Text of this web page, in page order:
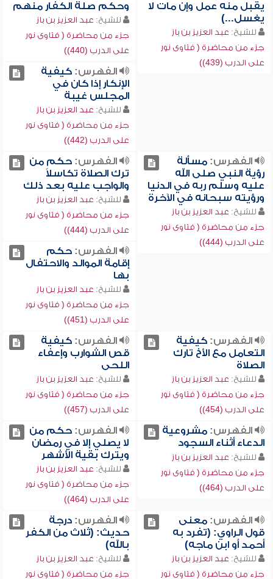
يقبل منه عمل وإن مات لا
يغسل...)
للشيخ: عبد العزيز بن باز
جزء من محاضرة ( فتاوى نور
على الدرب (439))
وحكم صلة الكفار منهم
للشيخ: عبد العزيز بن باز
جزء من محاضرة ( فتاوى نور
على الدرب (440))
الفهرس:كيفية
الإنكار إذا كان في
المجلس غيبة
للشيخ: عبد العزيز بن باز
جزء من محاضرة ( فتاوى نور
على الدرب (442))
الفهرس:مسألة
رؤية النبي صلى الله
عليه وسلم ربه في الدنيا
ورؤيته سبحانه في الآخرة
للشيخ: عبد العزيز بن باز
جزء من محاضرة ( فتاوى نور
على الدرب (444))
الفهرس:حكم من
ترك الصلاة تكاسلاً
والواجب عليه بعد ذلك
للشيخ: عبد العزيز بن باز
جزء من محاضرة ( فتاوى نور
على الدرب (444))
الفهرس:حكم
إقامة الموالد والاحتفال
بها
للشيخ: عبد العزيز بن باز
جزء من محاضرة ( فتاوى نور
على الدرب (451))
الفهرس:كيفية
التعامل مع الأخ تارك
الصلاة
للشيخ: عبد العزيز بن باز
جزء من محاضرة ( فتاوى نور
على الدرب (454))
الفهرس:كيفية
قص الشوارب وإعفاء
اللحى
للشيخ: عبد العزيز بن باز
جزء من محاضرة ( فتاوى نور
على الدرب (457))
الفهرس:مشروعية
الدعاء أثناء السجود
للشيخ: عبد العزيز بن باز
جزء من محاضرة ( فتاوى نور
على الدرب (464))
الفهرس:حكم من
لا يصلي إلا في رمضان
ويترك بقية الأشهر
للشيخ: عبد العزيز بن باز
جزء من محاضرة ( فتاوى نور
على الدرب (464))
الفهرس:معنى
قول الراوي: (تفرد به
أحمد أو ابن ماجه)
للشيخ: عبد العزيز بن باز
جزء من محاضرة ( فتاوى نور
الفهرس:درجة
حديث: (ثلاث من الكفر
بالله)
للشيخ: عبد العزيز بن باز
جزء من محاضرة ( فتاوى نور